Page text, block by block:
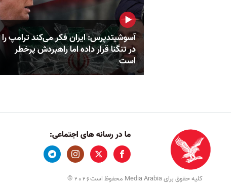
آسوشیتدپرس: ایران فکر می‌کند ترامپ را
در تنگنا قرار داده‌ اما راهبردش پرخطر
است
ما در رسانه های اجتماعی:
کلیه حقوق برای Media Arabia محفوظ است 2026
©